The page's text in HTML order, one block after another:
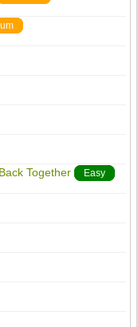
Together Easy